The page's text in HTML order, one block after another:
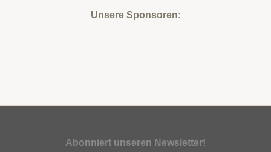
Unsere Sponsoren:
Abonniert unseren Newsletter!